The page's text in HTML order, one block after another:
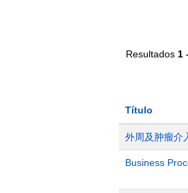
Resultados 1
Título
外周及肿瘤介
Business